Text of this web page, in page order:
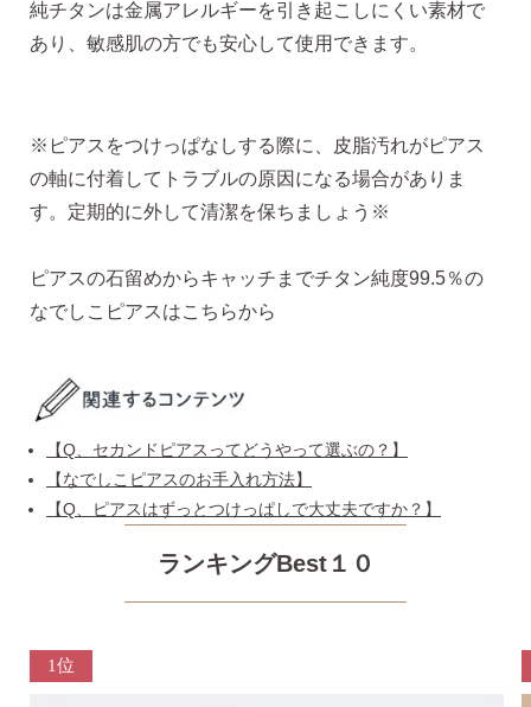
なでしこスタイルのこだわり
なでしこスタイルについて
ギフト
純チタンは金属アレルギーを引き起こしにくい素材で
あり、敏感肌の方でも安心して使用できます。
※ピアスをつけっぱなしする際に、皮脂汚れがピアス
の軸に付着してトラブルの原因になる場合がありま
す。定期的に外して清潔を保ちましょう※
ピアスの石留めからキャッチまでチタン純度99.5％の
なでしこピアスはこちらから
【Q、セカンドピアスってどうやって選ぶの？】
【なでしこピアスのお手入れ方法】
【Q、ピアスはずっとつけっぱしで大丈夫ですか？】
ランキングBest１０
1位